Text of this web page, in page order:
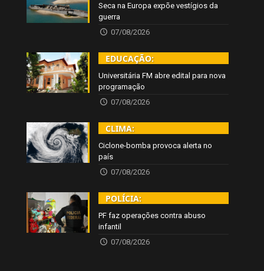
Seca na Europa expõe vestígios da
guerra
07/08/2026
EDUCAÇÃO:
Universitária FM abre edital para nova
programação
07/08/2026
CLIMA:
Ciclone-bomba provoca alerta no
país
07/08/2026
POLÍCIA:
PF faz operações contra abuso
infantil
07/08/2026